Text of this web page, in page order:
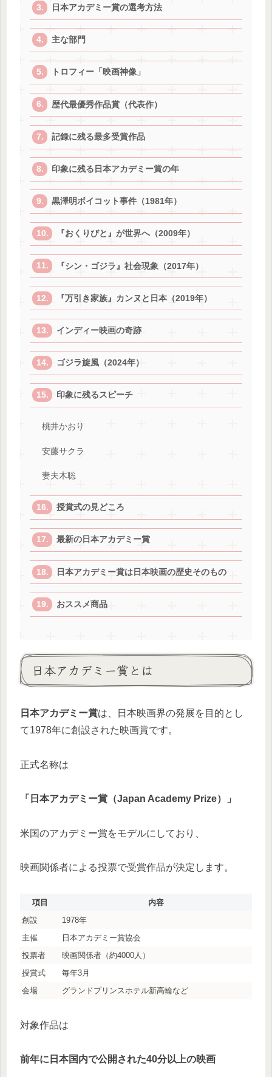
日本アカデミー賞の選考方法
主な部門
トロフィー「映画神像」
歴代最優秀作品賞（代表作）
記録に残る最多受賞作品
印象に残る日本アカデミー賞の年
黒澤明ボイコット事件（1981年）
『おくりびと』が世界へ（2009年）
『シン・ゴジラ』社会現象（2017年）
『万引き家族』カンヌと日本（2019年）
インディー映画の奇跡
ゴジラ旋風（2024年）
印象に残るスピーチ
桃井かおり
安藤サクラ
妻夫木聡
授賞式の見どころ
最新の日本アカデミー賞
日本アカデミー賞は日本映画の歴史そのもの
おススメ商品
日本アカデミー賞とは
日本アカデミー賞は、日本映画界の発展を目的とし
て1978年に創設された映画賞です。
正式名称は
「日本アカデミー賞（Japan Academy Prize）」
米国のアカデミー賞をモデルにしており、
映画関係者による投票で受賞作品が決定します。
項目
内容
創設
1978年
主催
日本アカデミー賞協会
投票者
映画関係者（約4000人）
授賞式
毎年3月
会場
グランドプリンスホテル新高輪など
対象作品は
前年に日本国内で公開された40分以上の映画